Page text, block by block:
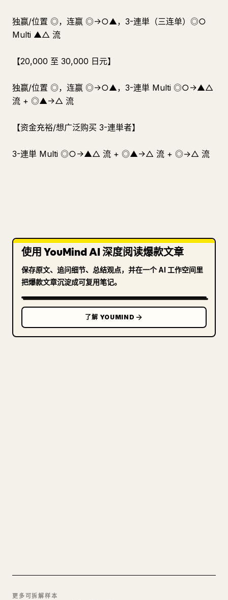
独赢/位置 ◎，连赢 ◎→○▲，3-連単（三连单）◎○
Multi ▲△ 流
【20,000 至 30,000 日元】
独赢/位置 ◎，连赢 ◎→○▲，3-連単 Multi ◎○→▲△
流 + ◎▲→△ 流
【资金充裕/想广泛购买 3-連単者】
3-連単 Multi ◎○→▲△ 流 + ◎▲→△ 流 + ◎→△ 流
使用 YouMind AI 深度阅读爆款文章
保存原文、追问细节、总结观点，并在一个 AI 工作空间里
把爆款文章沉淀成可复用笔记。
了解 YOUMIND
更多可拆解样本